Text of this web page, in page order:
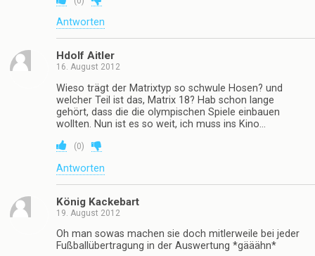
Antworten
Hdolf Aitler
16. August 2012
Wieso trägt der Matrixtyp so schwule Hosen? und
welcher Teil ist das, Matrix 18? Hab schon lange
gehört, dass die die olympischen Spiele einbauen
wollten. Nun ist es so weit, ich muss ins Kino…
(0)
Antworten
König Kackebart
19. August 2012
Oh man sowas machen sie doch mitlerweile bei jeder
Fußballübertragung in der Auswertung *gääähn*